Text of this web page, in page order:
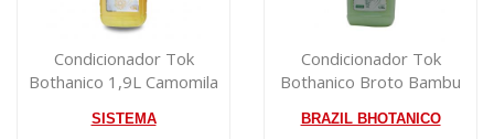
Condicionador Tok
Bothanico 1,9L Camomila
SISTEMA
Condicionador Tok
Bothanico Broto Bambu
BRAZIL BHOTANICO